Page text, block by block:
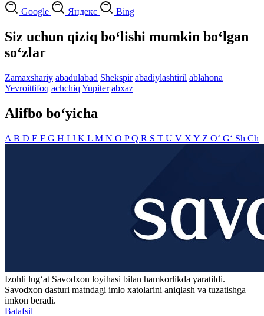
Google Яндекс Bing
Siz uchun qiziq bo‘lishi mumkin bo‘lgan
so‘zlar
Zamaxshariy abadulabad Shekspir abadiylashtiril ablahona
Yevroittifoq achchiq Yupiter abxaz
Alifbo bo‘yicha
A B D E F G H I J K L M N O PQ R S T U V X Y Z O‘ G‘ Sh Ch
Izohli lugʻat Savodxon loyihasi bilan hamkorlikda yaratildi.
Savodxon dasturi matndagi imlo xatolarini aniqlash va tuzatishga
imkon beradi.
Batafsil